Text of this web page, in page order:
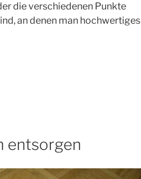
die verschiedenen Punkte
an denen man hochwertiges
entsorgen